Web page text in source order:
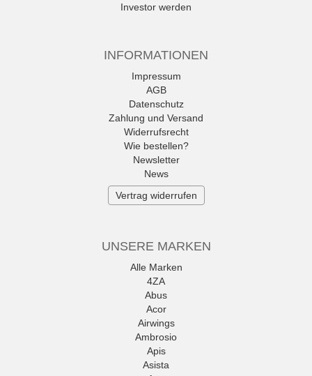
Investor werden
INFORMATIONEN
Impressum
AGB
Datenschutz
Zahlung und Versand
Widerrufsrecht
Wie bestellen?
Newsletter
News
Vertrag widerrufen
UNSERE MARKEN
Alle Marken
4ZA
Abus
Acor
Airwings
Ambrosio
Apis
Asista